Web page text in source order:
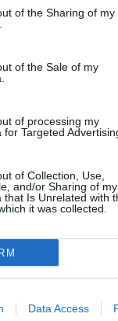
of the Sharing of my
of the Sale of my
of processing my
Targeted
of Collection, Use,
and/or Sharing of my
that Is Unrelated with
it was collected.
Data Access
ne dőlj
a
a gyártókat is
a kérdés: ha a
a
erre